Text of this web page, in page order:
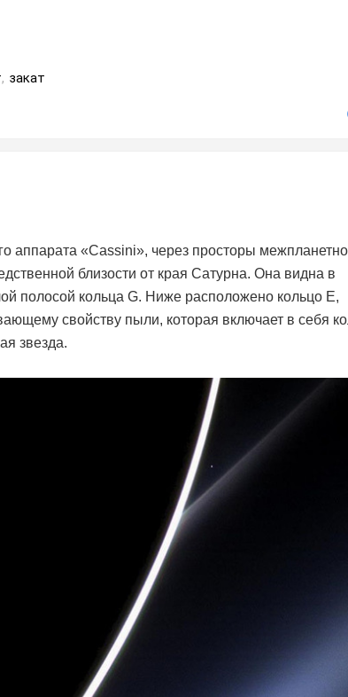
, закат
аппарата «Cassini», через просторы
близости от края Сатурна. Она видна в
полосой кольца G. Ниже расположено кольцо Е,
свойству пыли, которая включает в себя
звезда.